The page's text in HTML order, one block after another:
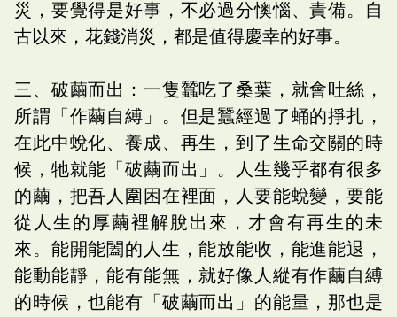
災，要覺得是好事，不必過分懊惱、責備。自
古以來，花錢消災，都是值得慶幸的好事。
三、破繭而出：一隻蠶吃了桑葉，就會吐絲，
所謂「作繭自縛」。但是蠶經過了蛹的掙扎，
在此中蛻化、養成、再生，到了生命交關的時
候，牠就能「破繭而出」。人生幾乎都有很多
的繭，把吾人圍困在裡面，人要能蛻變，要能
從人生的厚繭裡解脫出來，才會有再生的未
來。能開能闔的人生，能放能收，能進能退，
能動能靜，能有能無，就好像人縱有作繭自縛
的時候，也能有「破繭而出」的能量，那也是